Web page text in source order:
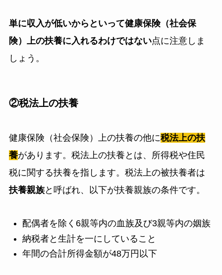
単に収入が低いからといって健康保険（社会保
険）上の扶養に入れるわけではない点に注意しま
しょう。
②税法上の扶養
健康保険（社会保険）上の扶養の他に税法上の扶
養があります。税法上の扶養とは、所得税や住民
税に関する扶養を指します。税法上の被扶養者は
扶養親族と呼ばれ、以下が扶養親族の条件です。
配偶者を除く6親等内の血族及び3親等内の姻族
納税者と生計を一にしていること
年間の合計所得金額が48万円以下